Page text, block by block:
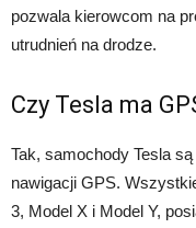
pozwala kierowcom na
utrudnień na drodze.
Czy Tesla ma
Tak, samochody Tesla
nawigacji GPS.
3, Model X i Model Y,